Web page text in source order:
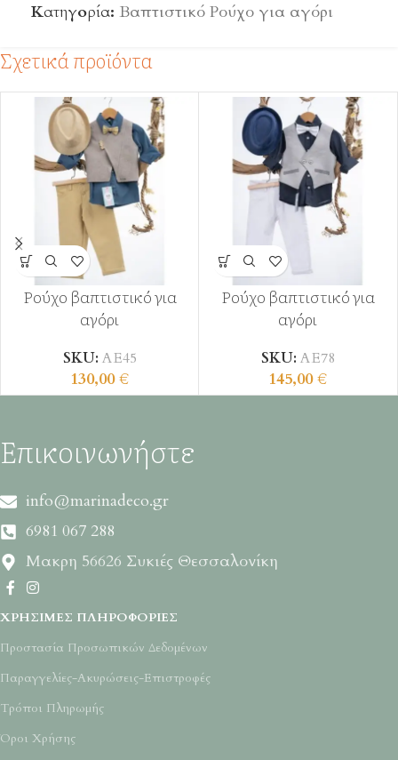
Κατηγορία: Βαπτιστικό Ρούχο για αγόρι
Σχετικά προϊόντα
Ρούχο βαπτιστικό για
αγόρι
SKU: ΑΕ45
130,00€
Ρούχο βαπτιστικό για
αγόρι
SKU: ΑΕ78
145,00€
Επικοινωνήστε
info@marinadeco.gr
6981 067 288
Μακρη 56626 Συκιές Θεσσαλονίκη
ΧΡΉΣΙΜΕΣ ΠΛΗΡΟΦΟΡΊΕΣ
Προστασία Προσωπικών Δεδομένων
Παραγγελίες-Ακυρώσεις-Επιστροφές
Τρόποι Πληρωμής
Όροι Χρήσης